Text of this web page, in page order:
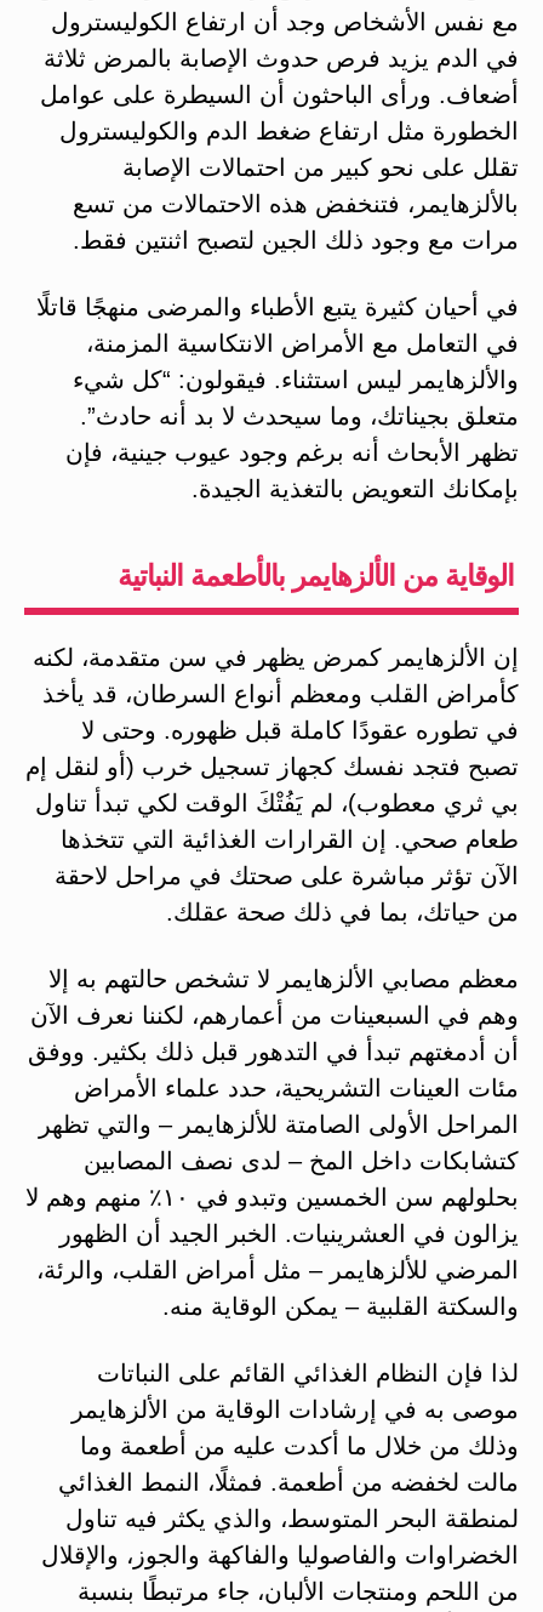
مع نفس الأشخاص وجد أن ارتفاع الكوليسترول
في الدم يزيد فرص حدوث الإصابة بالمرض ثلاثة
أضعاف. ورأى الباحثون أن السيطرة على عوامل
الخطورة مثل ارتفاع ضغط الدم والكوليسترول
تقلل على نحو كبير من احتمالات الإصابة
بالألزهايمر، فتنخفض هذه الاحتمالات من تسع
مرات مع وجود ذلك الجين لتصبح اثنتين فقط.
في أحيان كثيرة يتبع الأطباء والمرضى منهجًا قاتلًا
في التعامل مع الأمراض الانتكاسية المزمنة،
والألزهايمر ليس استثناء. فيقولون: “كل شيء
متعلق بجيناتك، وما سيحدث لا بد أنه حادث”.
تظهر الأبحاث أنه برغم وجود عيوب جينية، فإن
بإمكانك التعويض بالتغذية الجيدة.
الوقاية من الألزهايمر بالأطعمة النباتية
إن الألزهايمر كمرض يظهر في سن متقدمة، لكنه
كأمراض القلب ومعظم أنواع السرطان، قد يأخذ
في تطوره عقودًا كاملة قبل ظهوره. وحتى لا
تصبح فتجد نفسك كجهاز تسجيل خرب (أو لنقل إم
بي ثري معطوب)، لم يَفُتْكَ الوقت لكي تبدأ تناول
طعام صحي. إن القرارات الغذائية التي تتخذها
الآن تؤثر مباشرة على صحتك في مراحل لاحقة
من حياتك، بما في ذلك صحة عقلك.
معظم مصابي الألزهايمر لا تشخص حالتهم به إلا
وهم في السبعينات من أعمارهم، لكننا نعرف الآن
أن أدمغتهم تبدأ في التدهور قبل ذلك بكثير. ووفق
مئات العينات التشريحية، حدد علماء الأمراض
المراحل الأولى الصامتة للألزهايمر – والتي تظهر
كتشابكات داخل المخ – لدى نصف المصابين
بحلولهم سن الخمسين وتبدو في ١٠٪ منهم وهم لا
يزالون في العشرينيات. الخبر الجيد أن الظهور
المرضي للألزهايمر – مثل أمراض القلب، والرئة،
والسكتة القلبية – يمكن الوقاية منه.
لذا فإن النظام الغذائي القائم على النباتات
موصى به في إرشادات الوقاية من الألزهايمر
وذلك من خلال ما أكدت عليه من أطعمة وما
مالت لخفضه من أطعمة. فمثلًا، النمط الغذائي
لمنطقة البحر المتوسط، والذي يكثر فيه تناول
الخضراوات والفاصوليا والفاكهة والجوز، والإقلال
من اللحم ومنتجات الألبان، جاء مرتبطًا بنسبة